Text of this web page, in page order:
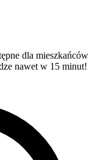
dla mieszkańców
nawet w 15 minut!